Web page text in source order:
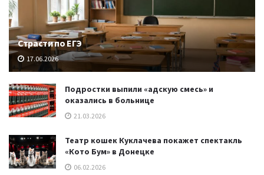
Страсти по ЕГЭ
17.06.2026
Подростки выпили «адскую смесь» и
оказались в больнице
21.03.2026
Театр кошек Куклачева покажет спектакль
«Кото Бум» в Донецке
06.02.2026